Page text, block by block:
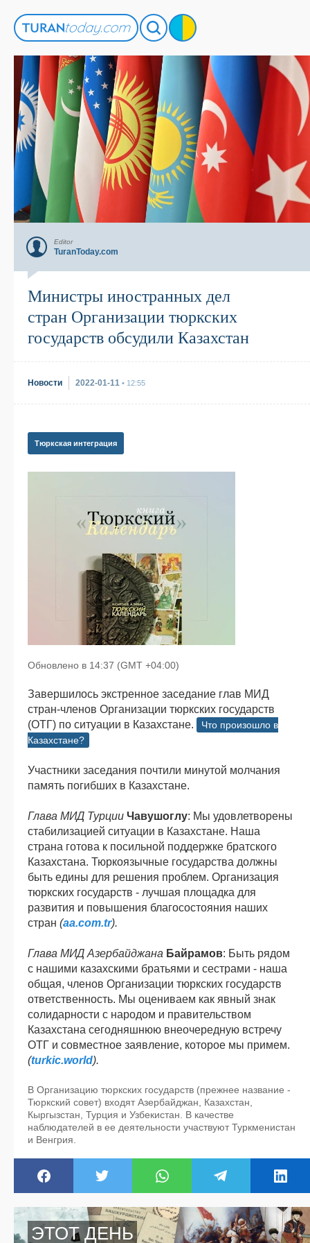
Editor
TuranToday.com
Министры иностранных дел
стран Организации тюркских
государств обсудили Казахстан
Новости 2022-01-11 • 12:55
Тюркская интеграция
Обновлено в 14:37 (GMT +04:00)
Завершилось экстренное заседание глав МИД
стран-членов Организации тюркских государств
(ОТГ) по ситуации в Казахстане.
Что произошло в
Казахстане?
Участники заседания почтили минутой молчания
память погибших в Казахстане.
Глава МИД Турции Чавушоглу: Мы удовлетворены
стабилизацией ситуации в Казахстане. Наша
страна готова к посильной поддержке братского
Казахстана. Тюркоязычные государства должны
быть едины для решения проблем. Организация
тюркских государств - лучшая площадка для
развития и повышения благосостояния наших
стран (aa.com.tr).
Глава МИД Азербайджана Байрамов: Быть рядом
с нашими казахскими братьями и сестрами - наша
общая, членов Организации тюркских государств
ответственность. Мы оцениваем как явный знак
солидарности с народом и правительством
Казахстана сегодняшнюю внеочередную встречу
ОТГ и совместное заявление, которое мы примем.
(turkic.world).
В Организацию тюркских государств (прежнее название -
Тюркский совет) входят Азербайджан, Казахстан,
Кыргызстан, Турция и Узбекистан. В качестве
наблюдателей в ее деятельности участвуют Туркменистан
и Венгрия.
ЭТОТ ДЕНЬ